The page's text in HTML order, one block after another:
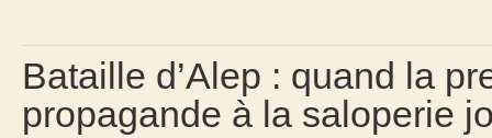
Bataille d’Alep : quand la
propagande à la saloperie